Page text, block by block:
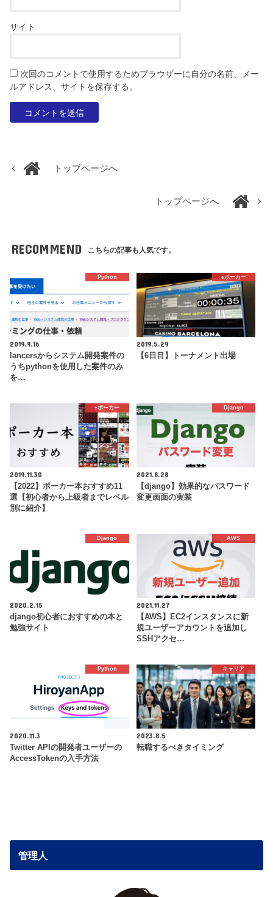
サイト
次回のコメントで使用するためブラウザーに自分の名前、メー
ルアドレス、サイトを保存する。
トップページへ
トップページへ
RECOMMEND こちらの記事も人気です。
Python
2019.9.16
lancersからシステム開発案件の
うちpythonを使用した案件のみ
を…
♠️ポーカー
2019.5.29
【6日目】トーナメント出場
♠️ポーカー
2019.11.30
【2022】ポーカー本おすすめ11
選【初心者から上級者までレベル
別に紹介】
Django
2021.8.28
【django】効果的なパスワード
変更画面の実装
Django
2020.2.15
django初心者におすすめの本と
勉強サイト
AWS
2021.11.27
【AWS】EC2インスタンスに新
規ユーザーアカウントを追加し
SSHアクセ…
Python
2020.11.3
Twitter APIの開発者ユーザーの
AccessTokenの入手方法
キャリア
2023.8.5
転職するべきタイミング
管理人